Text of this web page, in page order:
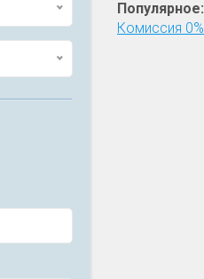
Популярное:
Комиссия 0%